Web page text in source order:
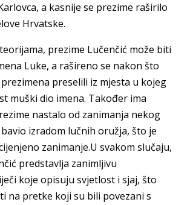
a kasnije se prezime raširilo
Hrvatske.
prezime Lučenčić može biti
Luke, a rašireno se nakon što
preselili iz mjesta u kojeg
muški dio imena. Također ima
nastalo od zanimanja nekog
izradom lučnih oružja, što je
zanimanje.U svakom slučaju,
predstavlja zanimljivu
koje opisuju svjetlost i sjaj, što
na pretke koji su bili povezani s